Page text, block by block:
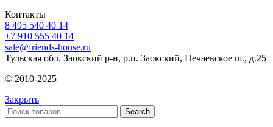
Контакты
8 495 540 40 14
+7 910 555 40 14
sale@friends-house.ru
Тульская обл. Заокский р-н, р.п. Заокский, Нечаевское ш., д.25
© 2010-2025
Закрыть
Search